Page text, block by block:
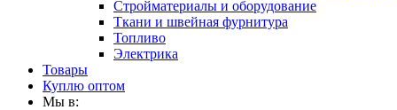
Стройматериалы и оборудование
Ткани и швейная фурнитура
Топливо
Электрика
Товары
Куплю оптом
Мы в: